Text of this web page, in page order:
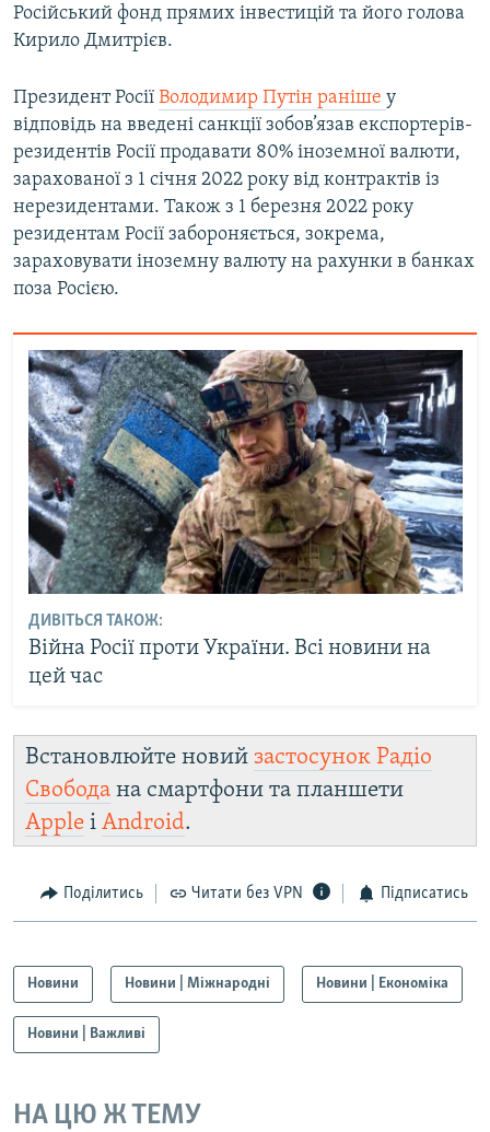
Російський фонд прямих інвестицій та його голова
Кирило Дмитрієв.
Президент Росії Володимир Путін раніше у
відповідь на введені санкції зобов’язав експортерів-
резидентів Росії продавати 80% іноземної валюти,
зарахованої з 1 січня 2022 року від контрактів із
нерезидентами. Також з 1 березня 2022 року
резидентам Росії забороняється, зокрема,
зараховувати іноземну валюту на рахунки в банках
поза Росією.
ДИВІТЬСЯ ТАКОЖ:
Війна Росії проти України. Всі новини на
цей час
Встановлюйте новий застосунок Радіо
Свобода на смартфони та планшети
Apple і Android.
Поділитись Читати без VPN Підписатись
Новини Новини | Міжнародні Новини | Економіка
Новини | Важливі
НА ЦЮ Ж ТЕМУ